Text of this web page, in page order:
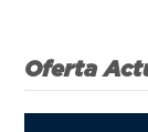
Oferta